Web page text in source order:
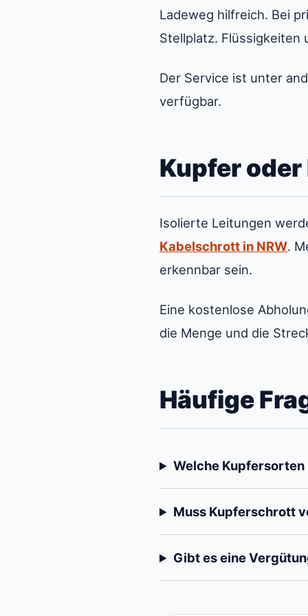
Ladeweg hilfreich. Bei
Stellplatz.
Der Service ist unter
verfügbar.
Kupfer
Isolierte Leitungen
Kabelschrott in NRW.
erkennbar sein.
Eine kostenlose
die Menge und die
Häufige
Welche Kupfersorten
Muss Kupferschrott
Gibt es eine